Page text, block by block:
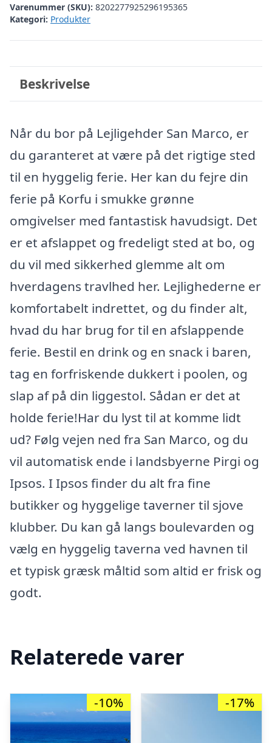
Varenummer (SKU): 8202277925296195365
Kategori: Produkter
Beskrivelse
Når du bor på Lejligehder San Marco, er
du garanteret at være på det rigtige sted
til en hyggelig ferie. Her kan du fejre din
ferie på Korfu i smukke grønne
omgivelser med fantastisk havudsigt. Det
er et afslappet og fredeligt sted at bo, og
du vil med sikkerhed glemme alt om
hverdagens travlhed her. Lejlighederne er
komfortabelt indrettet, og du finder alt,
hvad du har brug for til en afslappende
ferie. Bestil en drink og en snack i baren,
tag en forfriskende dukkert i poolen, og
slap af på din liggestol. Sådan er det at
holde ferie!Har du lyst til at komme lidt
ud? Følg vejen ned fra San Marco, og du
vil automatisk ende i landsbyerne Pirgi og
Ipsos. I Ipsos finder du alt fra fine
butikker og hyggelige taverner til sjove
klubber. Du kan gå langs boulevarden og
vælg en hyggelig taverna ved havnen til
et typisk græsk måltid som altid er frisk og
godt.
Relaterede varer
-10% -17%